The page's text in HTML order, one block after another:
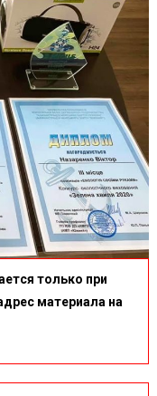
только при
материала на